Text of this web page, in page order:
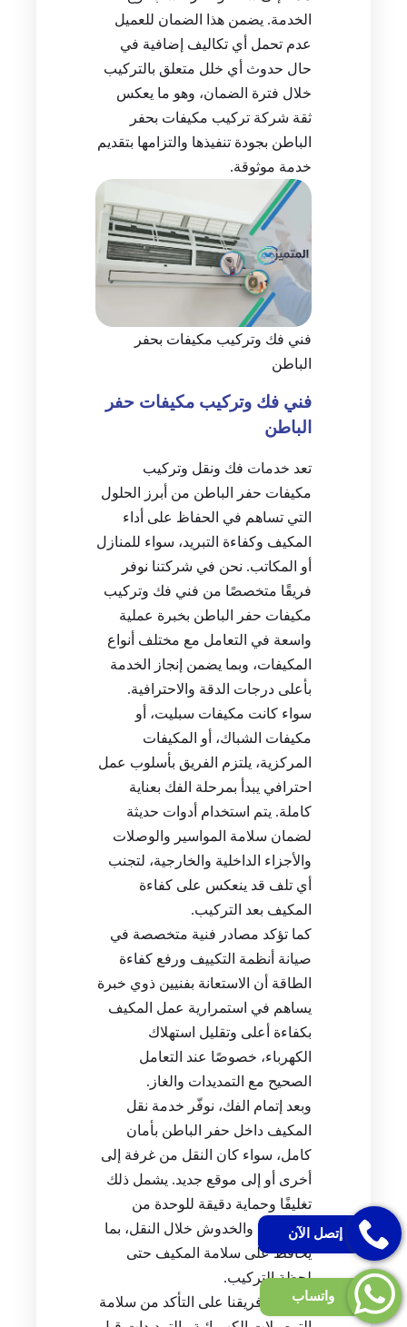
الخدمة. يضمن هذا الضمان للعميل
عدم تحمل أي تكاليف إضافية في
حال حدوث أي خلل متعلق بالتركيب
خلال فترة الضمان، وهو ما يعكس
ثقة شركة تركيب مكيفات بحفر
الباطن بجودة تنفيذها والتزامها بتقديم
خدمة موثوقة.
فني فك وتركيب مكيفات بحفر
الباطن
فني فك وتركيب مكيفات حفر
الباطن
تعد خدمات فك ونقل وتركيب
مكيفات حفر الباطن من أبرز الحلول
التي تساهم في الحفاظ على أداء
المكيف وكفاءة التبريد، سواء للمنازل
أو المكاتب. نحن في شركتنا نوفر
فريقًا متخصصًا من فني فك وتركيب
مكيفات حفر الباطن بخبرة عملية
واسعة في التعامل مع مختلف أنواع
المكيفات، وبما يضمن إنجاز الخدمة
بأعلى درجات الدقة والاحترافية.
سواء كانت مكيفات سبليت، أو
مكيفات الشباك، أو المكيفات
المركزية، يلتزم الفريق بأسلوب عمل
احترافي يبدأ بمرحلة الفك بعناية
كاملة. يتم استخدام أدوات حديثة
لضمان سلامة المواسير والوصلات
والأجزاء الداخلية والخارجية، لتجنب
أي تلف قد ينعكس على كفاءة
المكيف بعد التركيب.
كما تؤكد مصادر فنية متخصصة في
صيانة أنظمة التكييف ورفع كفاءة
الطاقة أن الاستعانة بفنيين ذوي خبرة
يساهم في استمرارية عمل المكيف
بكفاءة أعلى وتقليل استهلاك
الكهرباء، خصوصًا عند التعامل
الصحيح مع التمديدات والغاز.
وبعد إتمام الفك، نوفّر خدمة نقل
المكيف داخل حفر الباطن بأمان
كامل، سواء كان النقل من غرفة إلى
أخرى أو إلى موقع جديد. يشمل ذلك
تغليفًا وحماية دقيقة للوحدة من
الصدمات والخدوش خلال النقل، بما
يحافظ على سلامة المكيف حتى
لحظة التركيب.
ويحرص فريقنا على التأكد من سلامة
إتصل الآن
واتساب